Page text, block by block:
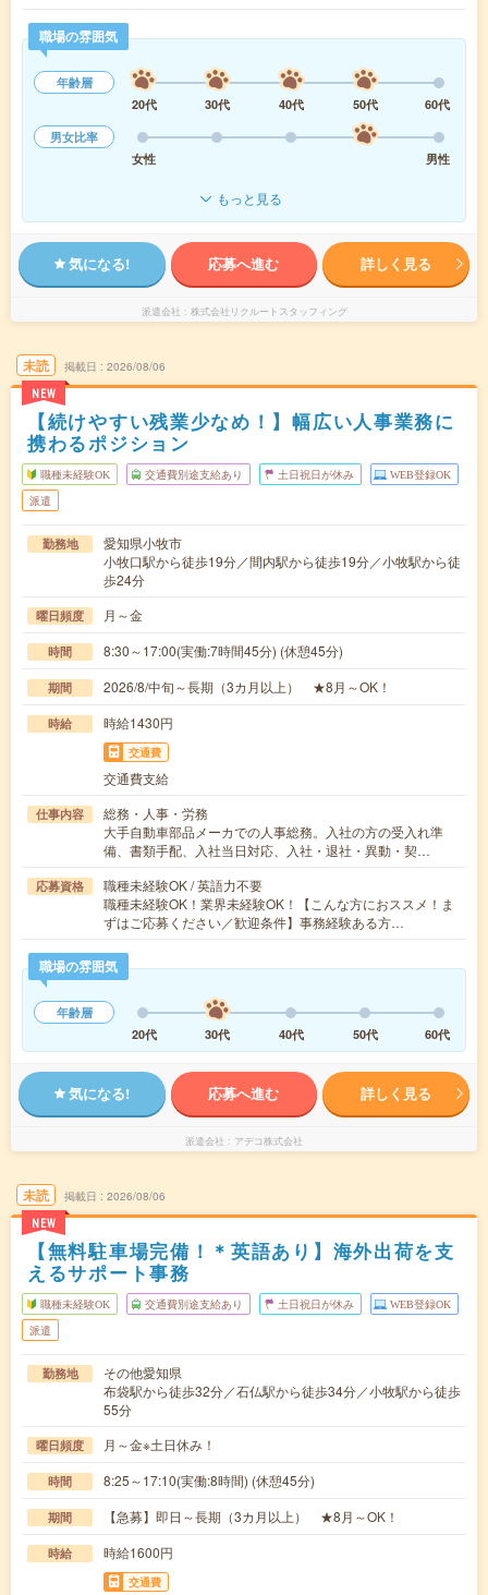
職場の雰囲気
年齢層
20代
30代 40代 50代
60代
男女比率
女性
男性
もっと見る
気になる! 応募へ進む 詳しく見る
派遣会社 株式会社リクルートスタッフィング
未読
NEW
掲載日 2026/08/06
【続けやすい残業少なめ！】幅広い人事業務に
携わるポジション
職種未経験OK 交通費別途支給あり 土日祝日が休み WEB登録OK
派遣
勤務地
愛知県小牧市
小牧口駅から徒歩19分／間内駅から徒歩19分／小牧駅から徒
歩24分
曜日頻度 月～金
時間 8:30～17:00(実働:7時間45分) (休憩45分)
期間 2026/8/中旬～長期（3カ月以上） ★8月～OK！
時給 時給1430円
交通費
交通費支給
仕事内容
総務・人事・労務
大手自動車部品メーカでの人事総務。入社の方の受入れ準
備、書類手配、入社当日対応、入社・退社・異動・契…
応募資格
職種未経験OK / 英語力不要
職種未経験OK！業界未経験OK！【こんな方におススメ！ま
ずはご応募ください／歓迎条件】事務経験ある方…
職場の雰囲気
年齢層
20代
30代 40代 50代 60代
気になる! 応募へ進む 詳しく見る
派遣会社 アデコ株式会社
未読
NEW
掲載日 2026/08/06
【無料駐車場完備！＊英語あり】海外出荷を支
えるサポート事務
職種未経験OK 交通費別途支給あり 土日祝日が休み WEB登録OK
派遣
勤務地
その他愛知県
布袋駅から徒歩32分／石仏駅から徒歩34分／小牧駅から徒歩
55分
曜日頻度 月～金※土日休み！
時間 8:25～17:10(実働:8時間) (休憩45分)
期間 【急募】即日～長期（3カ月以上） ★8月～OK！
時給 時給1600円
交通費